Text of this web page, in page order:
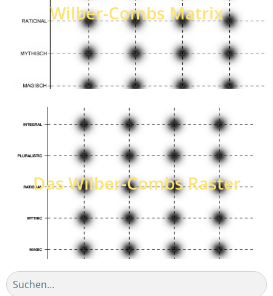
Wilber-Combs Matrix
Das Wilber-Combs Raster